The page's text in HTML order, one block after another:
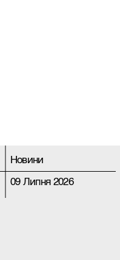
Новини
09 Липня 2026